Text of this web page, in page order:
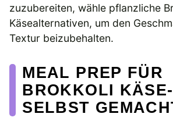
zuzubereiten, wähle pflanzliche
Käsealternativen, um den
Textur beizubehalten.
MEAL PREP FÜR
BROKKOLI
SELBST